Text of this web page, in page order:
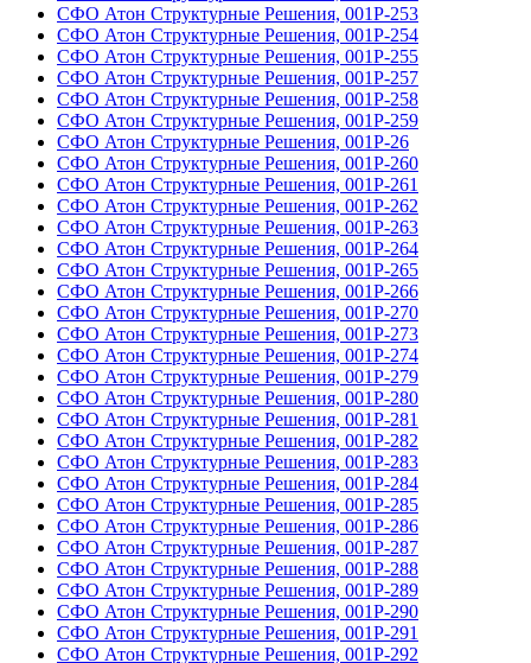
СФО Атон Структурные Решения, 001Р-253
СФО Атон Структурные Решения, 001Р-254
СФО Атон Структурные Решения, 001Р-255
СФО Атон Структурные Решения, 001Р-257
СФО Атон Структурные Решения, 001Р-258
СФО Атон Структурные Решения, 001Р-259
СФО Атон Структурные Решения, 001Р-26
СФО Атон Структурные Решения, 001Р-260
СФО Атон Структурные Решения, 001Р-261
СФО Атон Структурные Решения, 001Р-262
СФО Атон Структурные Решения, 001Р-263
СФО Атон Структурные Решения, 001Р-264
СФО Атон Структурные Решения, 001Р-265
СФО Атон Структурные Решения, 001Р-266
СФО Атон Структурные Решения, 001Р-270
СФО Атон Структурные Решения, 001Р-273
СФО Атон Структурные Решения, 001Р-274
СФО Атон Структурные Решения, 001Р-279
СФО Атон Структурные Решения, 001Р-280
СФО Атон Структурные Решения, 001Р-281
СФО Атон Структурные Решения, 001Р-282
СФО Атон Структурные Решения, 001Р-283
СФО Атон Структурные Решения, 001Р-284
СФО Атон Структурные Решения, 001Р-285
СФО Атон Структурные Решения, 001Р-286
СФО Атон Структурные Решения, 001Р-287
СФО Атон Структурные Решения, 001Р-288
СФО Атон Структурные Решения, 001Р-289
СФО Атон Структурные Решения, 001Р-290
СФО Атон Структурные Решения, 001Р-291
СФО Атон Структурные Решения, 001Р-292